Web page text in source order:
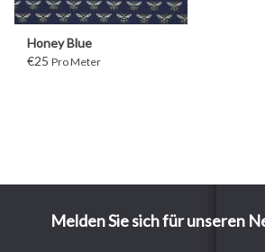
Honey Blue
€25 Pro Meter
Melden Sie sich für unseren